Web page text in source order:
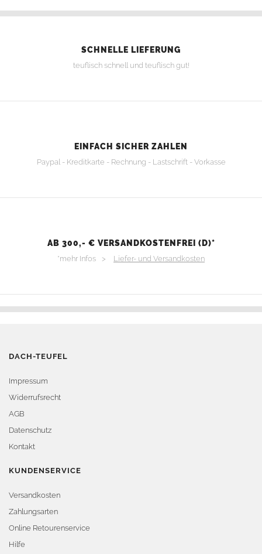
SCHNELLE LIEFERUNG
teuflisch schnell und teuflisch gut!
EINFACH SICHER ZAHLEN
Paypal - Kreditkarte - Rechnung - Lastschrift - Vorkasse
AB 300,- € VERSANDKOSTENFREI (D)*
*mehr Infos > Liefer- und Versandkosten
DACH-TEUFEL
Impressum
Widerrufsrecht
AGB
Datenschutz
Kontakt
KUNDENSERVICE
Versandkosten
Zahlungsarten
Online Retourenservice
Hilfe